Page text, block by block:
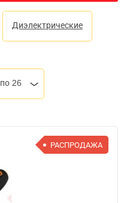
Диэлектрические
по 26
РАСПРОДАЖА